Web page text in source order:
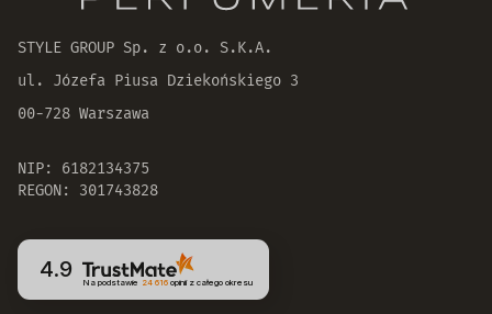
STYLE GROUP Sp. z o.o. S.K.A.
ul. Józefa Piusa Dziekońskiego 3
00-728 Warszawa
NIP: 6182134375
REGON: 301743828
4.9
Na podstawie 24 616opinii z całego okresu